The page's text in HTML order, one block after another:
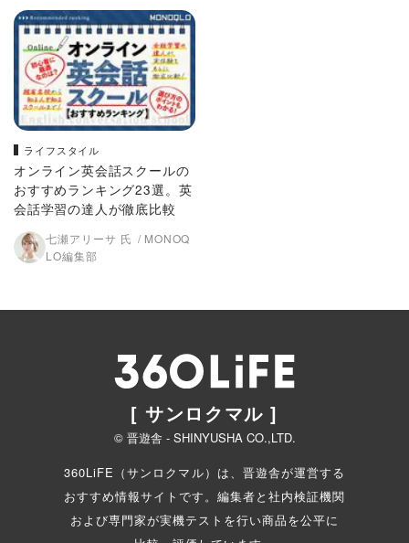
ライフスタイル
オンライン英会話スクールの
おすすめランキング23選。英
会話学習の達人が徹底比較
七瀬アリーサ 氏
MONOQ
LO編集部
[ サンロクマル ]
© 晋遊舎 - SHINYUSHA CO.,LTD.
360LiFE（サンロクマル）は、晋遊舎が運営する
おすすめ情報サイトです。編集者と社内検証機関
および専門家が実機テストを行い商品を公平に